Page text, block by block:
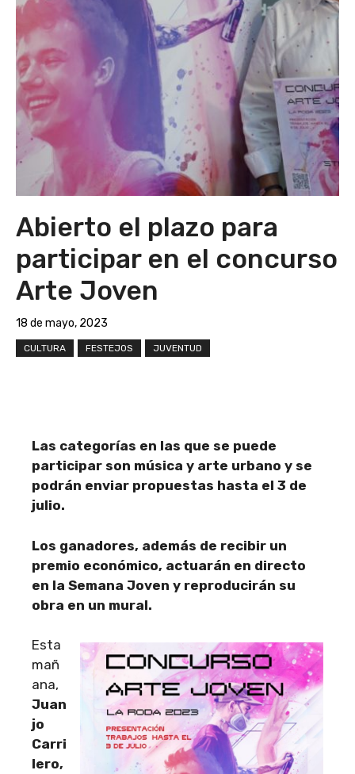
Abierto el plazo para
participar en el concurso
Arte Joven
18 de mayo, 2023
CULTURA FESTEJOS JUVENTUD
Las categorías en las que se puede
participar son música y arte urbano y se
podrán enviar propuestas hasta el 3 de
julio.
Los ganadores, además de recibir un
premio económico, actuarán en directo
en la Semana Joven y reproducirán su
obra en un mural.
Esta
mañ
ana,
Juan
jo
Carri
lero,